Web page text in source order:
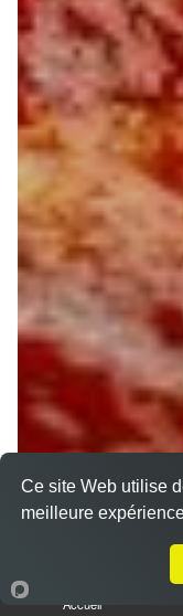
Accueil
Ce site Web utilise
meilleure